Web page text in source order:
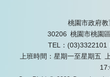
桃園市政府
30206 桃園市桃園
TEL：(03)3322101
上班時間：星期一至星期五